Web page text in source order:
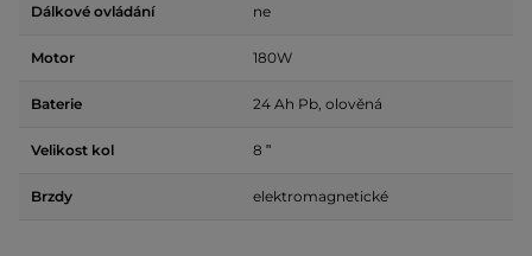
Dálkové ovládání ne
Motor 180W
Baterie 24 Ah Pb, olověná
Velikost kol 8 ʺ
Brzdy elektromagnetické